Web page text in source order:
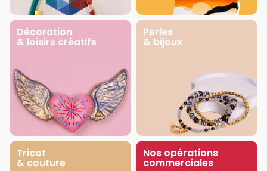
Décoration
& loisirs créatifs
Perles
& bijoux
Tricot
& couture
Nos opérations
commerciales